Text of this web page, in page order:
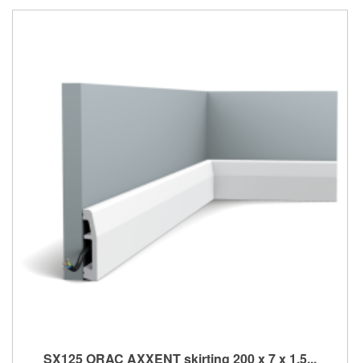
SX125 ORAC AXXENT skirting 200 x 7 x 1,5...